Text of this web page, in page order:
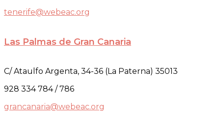
tenerife@webeac.org
Las Palmas de Gran Canaria
C/ Ataulfo Argenta, 34-36 (La Paterna) 35013
928 334 784 / 786
grancanaria@webeac.org